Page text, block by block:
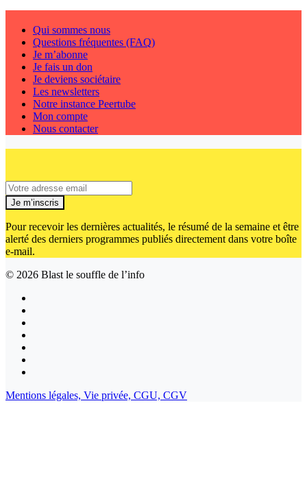
Qui sommes nous
Questions fréquentes (FAQ)
Je m’abonne
Je fais un don
Je deviens sociétaire
Les newsletters
Notre instance Peertube
Mon compte
Nous contacter
Je m’inscris
Pour recevoir les dernières actualités, le résumé de la semaine et être
alerté des derniers programmes publiés directement dans votre boîte
e-mail.
© 2026 Blast le souffle de l’info
Mentions légales, Vie privée, CGU, CGV